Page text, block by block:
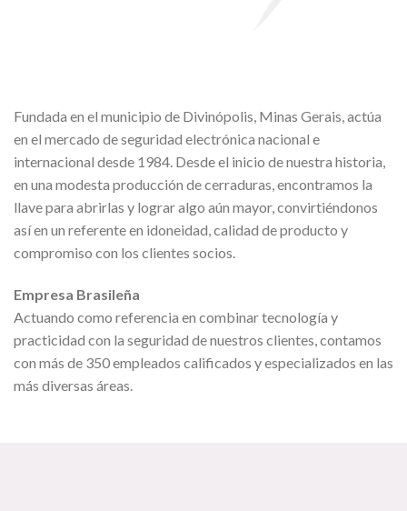
Fundada en el municipio de Divinópolis, Minas Gerais, actúa
en el mercado de seguridad electrónica nacional e
internacional desde 1984. Desde el inicio de nuestra historia,
en una modesta producción de cerraduras, encontramos la
llave para abrirlas y lograr algo aún mayor, convirtiéndonos
así en un referente en idoneidad, calidad de producto y
compromiso con los clientes socios.
Empresa Brasileña
Actuando como referencia en combinar tecnología y
practicidad con la seguridad de nuestros clientes, contamos
con más de 350 empleados calificados y especializados en las
más diversas áreas.